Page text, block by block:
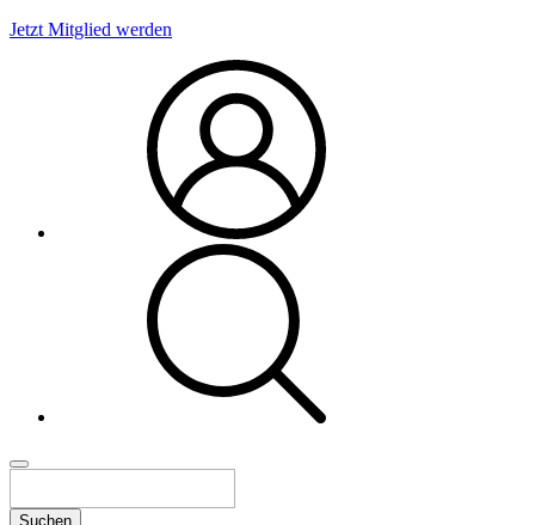
Jetzt Mitglied werden
Suchen